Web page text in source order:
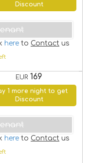
Discount
here to Contact us
EUR 169
1 more night to get
Discount
here to Contact us